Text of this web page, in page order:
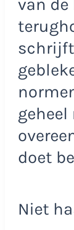
van
schrijft
doet
Niet